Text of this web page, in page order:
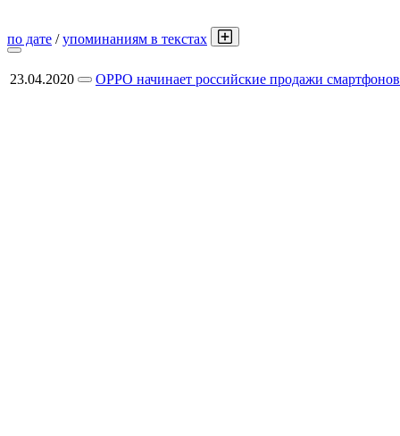
по дате /упоминаниям в текстах
23.04.2020 OPPO начинает российские продажи